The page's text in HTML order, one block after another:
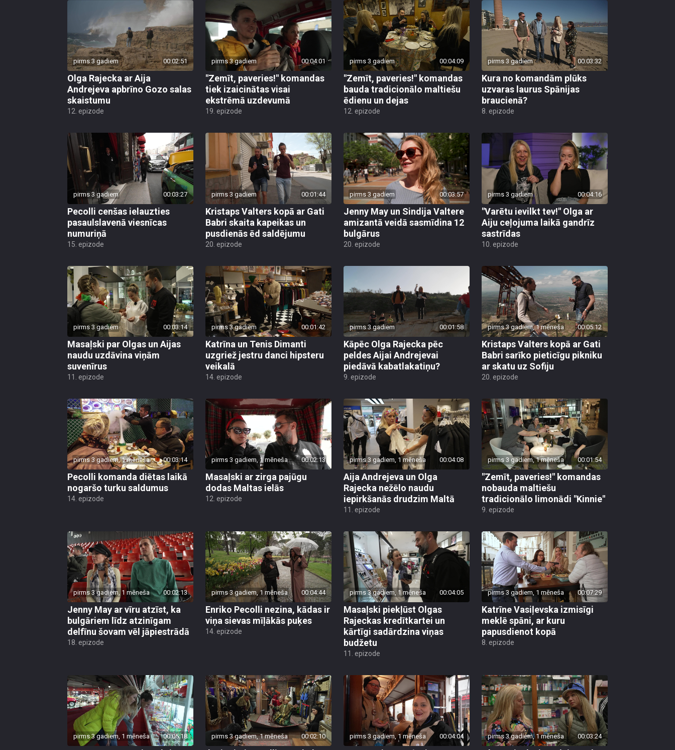
pirms 3 gadiem 00:02:51
Olga Rajecka ar Aija
Andrejeva apbrīno Gozo salas
skaistumu
12. epizode
pirms 3 gadiem 00:04:01
"Zemīt, paveries!" komandas
tiek izaicinātas visai
ekstrēmā uzdevumā
19. epizode
pirms 3 gadiem 00:04:09
"Zemīt, paveries!" komandas
bauda tradicionālo maltiešu
ēdienu un dejas
12. epizode
pirms 3 gadiem 00:03:32
Kura no komandām plūks
uzvaras laurus Spānijas
braucienā?
8. epizode
pirms 3 gadiem 00:03:27
Pecolli cenšas ielauzties
pasaulslavenā viesnīcas
numuriņā
15. epizode
pirms 3 gadiem 00:01:44
Kristaps Valters kopā ar Gati
Babri skaita kapeikas un
pusdienās ēd saldējumu
20. epizode
pirms 3 gadiem 00:03:57
Jenny May un Sindija Valtere
amizantā veidā sasmīdina 12
bulgārus
20. epizode
pirms 3 gadiem 00:04:16
"Varētu ievilkt tev!" Olga ar
Aiju ceļojuma laikā gandrīz
sastrīdas
10. epizode
pirms 3 gadiem 00:03:14
Masaļski par Olgas un Aijas
naudu uzdāvina viņām
suvenīrus
11. epizode
pirms 3 gadiem 00:01:42
Katrīna un Tenis Dimanti
uzgriež jestru danci hipsteru
veikalā
14. epizode
pirms 3 gadiem 00:01:58
Kāpēc Olga Rajecka pēc
peldes Aijai Andrejevai
piedāvā kabatlakatiņu?
9. epizode
pirms 3 gadiem, 1 mēneša 00:05:12
Kristaps Valters kopā ar Gati
Babri sarīko pieticīgu pikniku
ar skatu uz Sofiju
20. epizode
pirms 3 gadiem, 1 mēneša 00:03:14
Pecolli komanda diētas laikā
nogaršo turku saldumus
14. epizode
pirms 3 gadiem, 1 mēneša 00:02:13
Masaļski ar zirga pajūgu
dodas Maltas ielās
12. epizode
pirms 3 gadiem, 1 mēneša 00:04:08
Aija Andrejeva un Olga
Rajecka nežēlo naudu
iepirkšanās drudzim Maltā
11. epizode
pirms 3 gadiem, 1 mēneša 00:01:54
"Zemīt, paveries!" komandas
nobauda maltiešu
tradicionālo limonādi "Kinnie"
9. epizode
pirms 3 gadiem, 1 mēneša 00:02:13
Jenny May ar vīru atzīst, ka
bulgāriem līdz atzinīgam
delfīnu šovam vēl jāpiestrādā
18. epizode
pirms 3 gadiem, 1 mēneša 00:04:44
Enriko Pecolli nezina, kādas ir
viņa sievas mīļākās puķes
14. epizode
pirms 3 gadiem, 1 mēneša 00:04:05
Masaļski piekļūst Olgas
Rajeckas kredītkartei un
kārtīgi sadārdzina viņas
budžetu
11. epizode
pirms 3 gadiem, 1 mēneša 00:07:29
Katrīne Vasiļevska izmisīgi
meklē spāni, ar kuru
papusdienot kopā
8. epizode
pirms 3 gadiem, 1 mēneša 00:05:18 pirms 3 gadiem, 1 mēneša 00:02:10 pirms 3 gadiem, 1 mēneša 00:04:04 pirms 3 gadiem, 1 mēneša 00:03:24